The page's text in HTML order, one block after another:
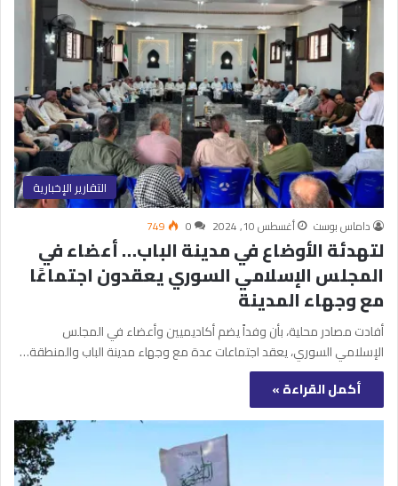
التقارير الإخبارية
داماس بوست أغسطس 10, 2024 0
749
لتهدئة الأوضاع في مدينة الباب… أعضاء في
المجلس الإسلامي السوري يعقدون اجتماعًا
مع وجهاء المدينة
أفادت مصادر محلية، بأن وفداً يضم أكاديميين وأعضاء في المجلس
الإسلامي السوري، يعقد اجتماعات عدة مع وجهاء مدينة الباب والمنطقة…
أكمل القراءة »